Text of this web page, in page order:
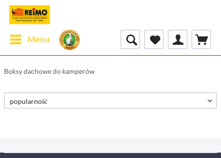
Menu
Boksy dachowe do kamperów